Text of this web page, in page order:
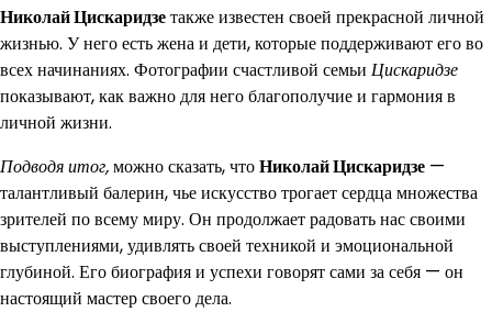
Николай Цискаридзетакже известен своей прекрасной личной
жизнью. У него есть жена и дети, которые поддерживают его во
всех начинаниях. Фотографии счастливой семьи Цискаридзе
показывают, как важно для него благополучие и гармония в
личной жизни.
Подводя итог,можно сказать, чтоНиколай Цискаридзе —
талантливый балерин, чье искусство трогает сердца множества
зрителей по всему миру. Он продолжает радовать нас своими
выступлениями, удивлять своей техникой и эмоциональной
глубиной. Его биография и успехи говорят сами за себя — он
настоящий мастер своего дела.